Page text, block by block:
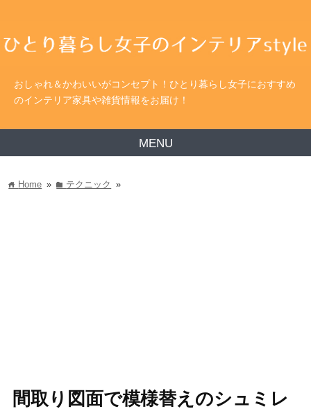
おしゃれ＆かわいいがコンセプト！ひとり暮らし女子におすすめ
のインテリア家具や雑貨情報をお届け！
MENU
home Home » folder テクニック »
間取り図面で模様替えのシュミレ